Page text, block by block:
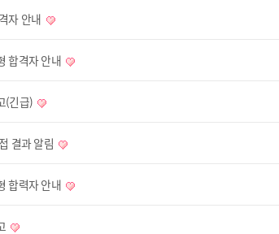
자 안내
합격자 안내
(긴급)
결과 알림
합력자 안내